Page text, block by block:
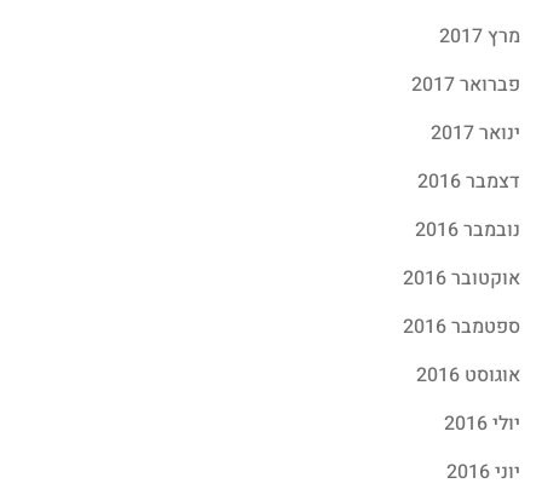
מרץ 2017
פברואר 2017
ינואר 2017
דצמבר 2016
נובמבר 2016
אוקטובר 2016
ספטמבר 2016
אוגוסט 2016
יולי 2016
יוני 2016